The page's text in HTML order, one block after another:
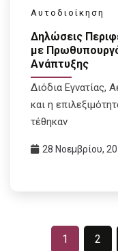
Αυτοδιοίκηση
Δηλώσεις
με
Ανάπτυξης
Διόδια Εγνατίας,
και η
τέθηκαν
28 Νοεμβρίου,
Σελιδοποίηση
1 2